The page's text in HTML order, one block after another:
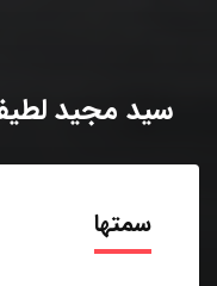
سید مجید
سمتها